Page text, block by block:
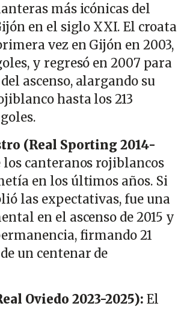
más icónicas del
en el siglo XXI. El croata
vez en Gijón en 2003,
y regresó en 2007 para
ascenso, alargando su
hasta los 213
(Real Sporting 2014-
los canteranos rojiblancos
en los últimos años. Si
las expectativas, fue una
en el ascenso de 2015 y
firmando 21
un centenar de
Oviedo 2023-2025):El